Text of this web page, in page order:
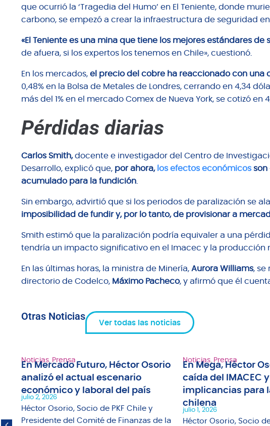
que ocurrió la ‘Tragedia del Humo’ en El Teniente, donde
carbono, se empezó a crear la infraestructura de seguridad
«El Teniente es una mina que tiene los mejores estándares de
de afuera, si los expertos los tenemos en Chile», cuestionó.
En los mercados, el precio del cobre ha reaccionado con una
0,48% en la Bolsa de Metales de Londres, cerrando en 4,34
más del 1% en el mercado Comex de Nueva York, se cotizó en
Pérdidas diarias
Carlos Smith,docente e investigador del Centro de
Desarrollo, explicó que, por ahora, los efectos económicosson
acumulado para la fundición.
Sin embargo, advirtió que si los periodos de paralización se
imposibilidad de fundir y, por lo tanto, de provisionar a
Smith estimó que la paralización podría equivaler a una
tendría un impacto significativo en el Imacec y la producción
En las últimas horas, la ministra de Minería, Aurora Williams, se
directorio de Codelco, Máximo Pacheco, y afirmó que él
Otras Noticias
Ver todas las noticias
Noticias Prensa
En Mercado Futuro, Héctor Osorio
analizó el actual escenario
económico y laboral del país
julio 2, 2026
Héctor Osorio, Socio de PKF Chile y
Presidente del Comité de Finanzas de la
Noticias Prensa
En Mega, Héctor
caída del IMACEC
implicancias para
chilena
julio 1, 2026
Héctor Osorio, Socio